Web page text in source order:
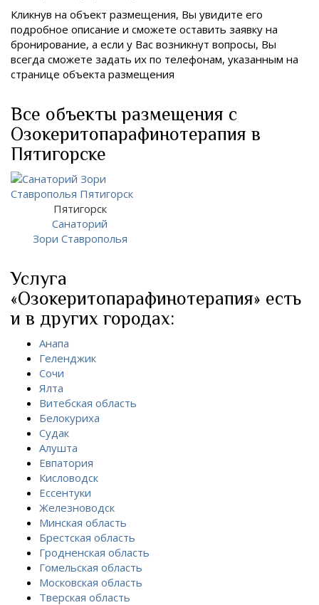
Кликнув на объект размещения, Вы увидите его
подробное описание и сможете оставить заявку на
бронирование, а если у Вас возникнут вопросы, Вы
всегда сможете задать их по телефонам, указанным на
странице объекта размещения
Все объекты размещения с
Озокеритопарафинотерапия в
Пятигорске
Пятигорск
Санаторий
Зори Ставрополья
Услуга
«Озокеритопарафинотерапия» есть
и в других городах:
Анапа
Геленджик
Сочи
Ялта
Витебская область
Белокуриха
Судак
Алушта
Евпатория
Кисловодск
Ессентуки
Железноводск
Минская область
Брестская область
Гродненская область
Гомельская область
Московская область
Тверская область